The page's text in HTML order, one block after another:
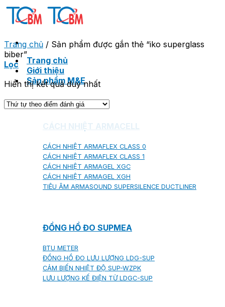
Skip
Trang chủ
Giới thiệu
Sản phẩm M&E
CÁCH NHIỆT ARMACELL
CÁCH NHIỆT ARMAFLEX CLASS 0
CÁCH NHIỆT ARMAFLEX CLASS 1
CÁCH NHIỆT ARMAGEL XGC
CÁCH NHIỆT ARMAGEL XGH
TIÊU ÂM ARMASOUND SUPERSILENCE DUCTLINER
ĐỒNG HỒ ĐO SUPMEA
BTU METER
ĐỒNG HỒ ĐO LƯU LƯỢNG LDG-SUP
CẢM BIẾN NHIỆT ĐỘ SUP-WZPK
LƯU LƯỢNG KẾ ĐIỆN TỪ LDGC-SUP
Trang chủ / Sản phẩm được gắn thẻ “iko superglass
biber”
Lọc
Hiển thị kết quả duy nhất